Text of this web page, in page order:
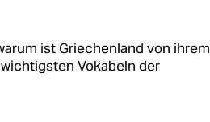
ist Griechenland von ihrem
Vokabeln der